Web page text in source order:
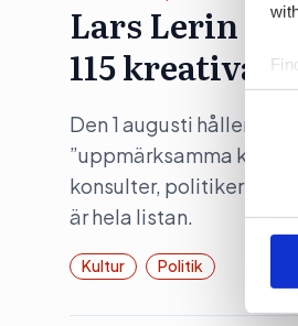
Lars Lerin
115 kreativa
Den 1 augusti håller
”uppmärksamma
konsulter, politiker och
är hela listan.
Kultur Politik